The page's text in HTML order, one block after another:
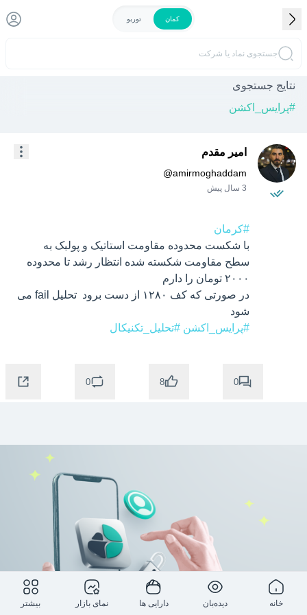
کمان توربو
جستجوی نماد یا شرکت
نتایج جستجوی
#پرایس_اکشن
امیر مقدم
@amirmoghaddam
3 سال پیش
#کرمان
شود
#پرایس_اکشن #تحلیل_تکنیکال
0
8
0
خانه دیده‌بان دارایی ها نمای بازار بیشتر